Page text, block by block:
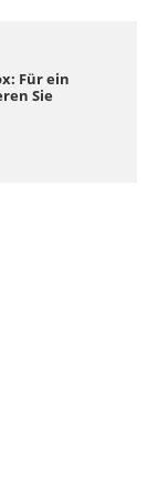
Für ein
Sie